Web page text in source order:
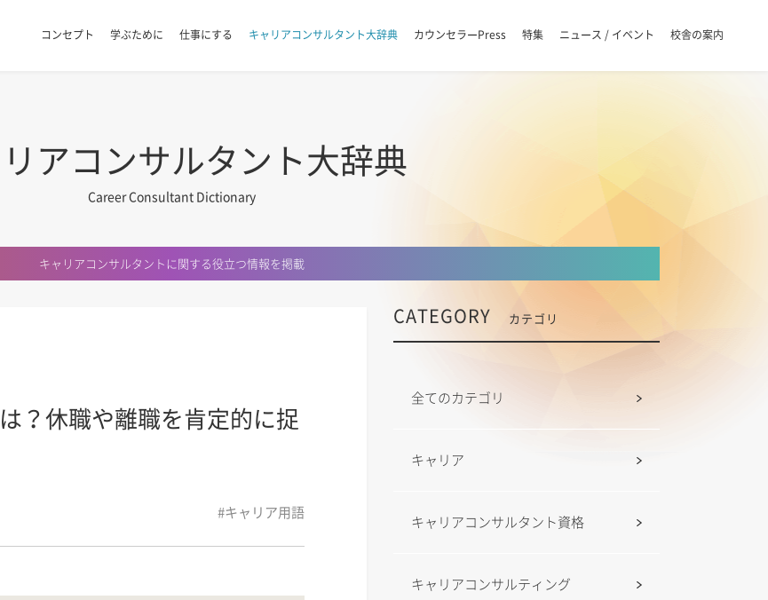
コンセプト 学ぶために 仕事にする キャリアコンサルタント大辞典 カウンセラーPress 特集 ニュース / イベント 校舎の案内
アコンサルタント大辞典
Career Consultant Dictionary
キャリアコンサルタントに関する役立つ情報を掲載
？休職や離職を肯定的に捉
#キャリア用語
CATEGORY カテゴリ
全てのカテゴリ
キャリア
キャリアコンサルタント資格
キャリアコンサルティング